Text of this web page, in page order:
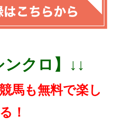
ンクロ】↓↓
馬も無料で楽し
！